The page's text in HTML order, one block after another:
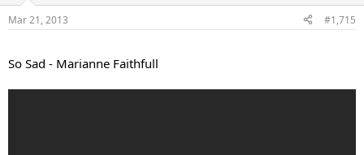
Mar 21, 2013 #1,715
So Sad - Marianne Faithfull